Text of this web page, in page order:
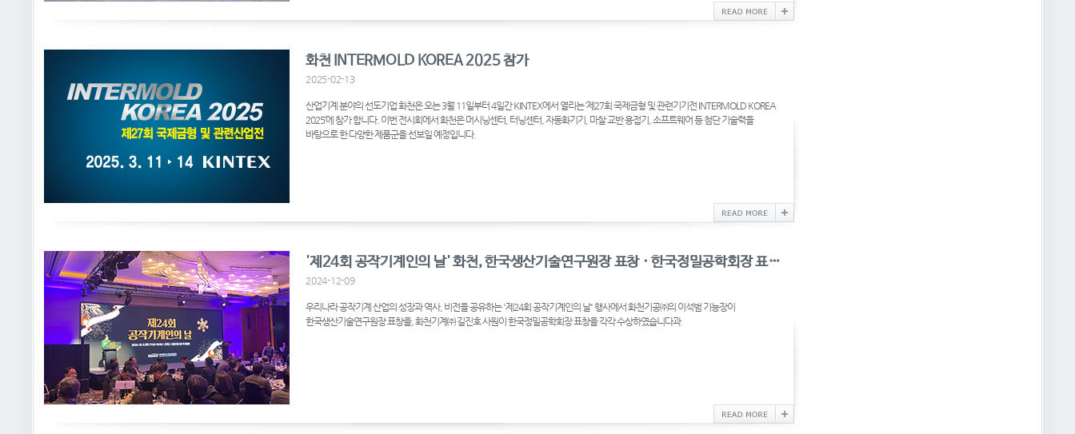
화천 INTERMOLD KOREA 2025 참가
2025-02-13
산업기계 분야의 선도기업 화천은 오는 3월 11일부터 4일간 KINTEX에서 열리는 ‘제27회 국제금형 및 관련기기전 INTERMOLD KOREA
2025’에 참가 합니다. 이번 전시회에서 화천은 머시닝센터, 터닝센터, 자동화기기, 마찰 교반 용접기, 소프트웨어 등 첨단 기술력을
바탕으로 한 다양한 제품군을 선보일 예정입니다.
'제24회 공작기계인의 날' 화천, 한국생산기술연구원장 표창 · 한국정밀공학회장 표창 수상
2024-12-09
우리나라 공작기계 산업의 성장과 역사, 비전을 공유하는 '제24회 공작기계인의 날' 행사에서 화천기공㈜의 이석범 기능장이
한국생산기술연구원장 표창을, 화천기계㈜ 길진호 사원이 한국정밀공학회장 표창을 각각 수상하였습니다과